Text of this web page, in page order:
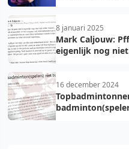
8 januari 2025
Mark Caljouw:
eigenlijk nog
16 december 2024